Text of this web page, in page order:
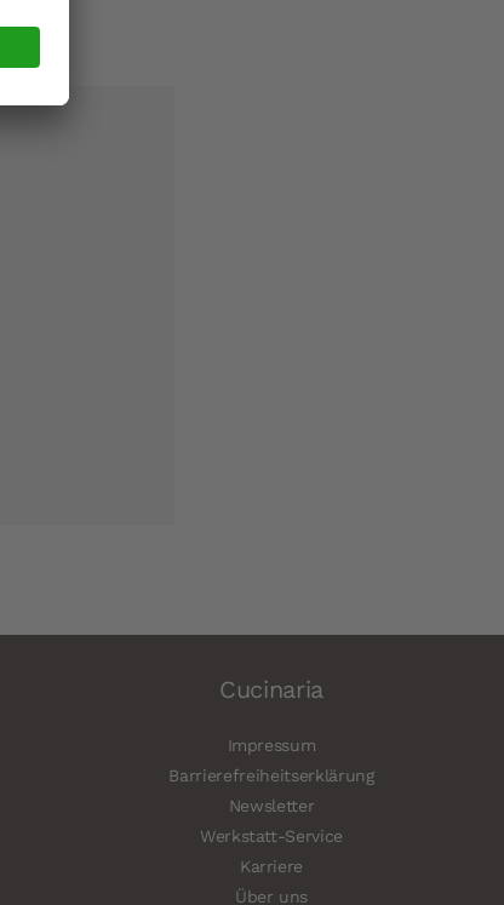
Cucinaria
Impressum
Barrierefreiheitserklärung
Newsletter
Werkstatt-Service
Karriere
Über uns